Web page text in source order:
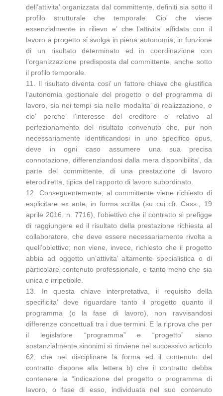
dell’attivita’ organizzata dal committente, definiti sia sotto il
profilo strutturale che temporale. Cio’ che viene
essenzialmente in rilievo e’ che l’attivita’ affidata con il
lavoro a progetto si svolga in piena autonomia, in funzione
di un risultato determinato ed in coordinazione con
l’organizzazione predisposta dal committente, anche sotto
il profilo temporale.
11. Il risultato diventa cosi’ un fattore chiave che giustifica
l’autonomia gestionale del progetto o del programma di
lavoro, sia nei tempi sia nelle modalita’ di realizzazione, e
cio’ perche’ l’interesse del creditore e’ relativo al
perfezionamento del risultato convenuto che, pur non
necessariamente identificandosi in uno specifico opus,
deve in ogni caso assumere una sua precisa
connotazione, differenziandosi dalla mera disponibilita’, da
parte del committente, di una prestazione di lavoro
eterodiretta, tipica del rapporto di lavoro subordinato.
12. Conseguentemente, al committente viene richiesto di
esplicitare ex ante, in forma scritta (su cui cfr. Cass., 19
aprile 2016, n. 7716), l’obiettivo che il contratto si prefigge
di raggiungere ed il risultato della prestazione richiesta al
collaboratore, che deve essere necessariamente rivolta a
quell’obiettivo; non viene, invece, richiesto che il progetto
abbia ad oggetto un’attivita’ altamente specialistica o di
particolare contenuto professionale, e tanto meno che sia
unica e irripetibile.
13. In questa chiave interpretativa, il requisito della
specificita’ deve riguardare tanto il progetto quanto il
programma (o la fase di lavoro), non ravvisandosi
differenze concettuali tra i due termini. E la riprova che per
il legislatore “programma” e “progetto” siano
sostanzialmente sinonimi si rinviene nel successivo articolo
62, che nel disciplinare la forma ed il contenuto del
contratto dispone alla lettera b) che il contratto debba
contenere la “indicazione del progetto o programma di
lavoro, o fase di esso, individuata nel suo contenuto